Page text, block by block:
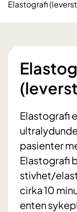
Elastografi
Elastografi
pasienter
Elastografi
stivhet/
cirka 10
enten